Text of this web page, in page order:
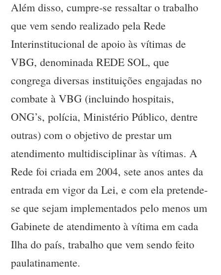
Além disso, cumpre-se ressaltar o trabalho
que vem sendo realizado pela Rede
Interinstitucional de apoio às vítimas de
VBG, denominada REDE SOL, que
congrega diversas instituições engajadas no
combate à VBG (incluindo hospitais,
ONG’s, polícia, Ministério Público, dentre
outras) com o objetivo de prestar um
atendimento multidisciplinar às vítimas. A
Rede foi criada em 2004, sete anos antes da
entrada em vigor da Lei, e com ela pretende-
se que sejam implementados pelo menos um
Gabinete de atendimento à vítima em cada
Ilha do país, trabalho que vem sendo feito
paulatinamente.